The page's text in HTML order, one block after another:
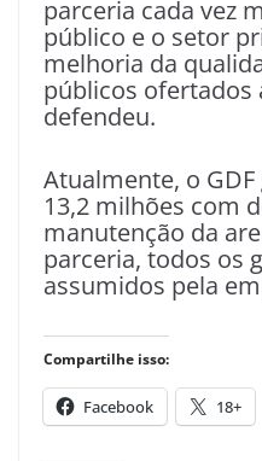
parceria cada vez
público e o setor
melhoria da
públicos ofertados
defendeu.
Atualmente, o
13,2 milhões com
manutenção da
parceria, todos os
assumidos pela
Compartilhe isso:
Facebook 18+